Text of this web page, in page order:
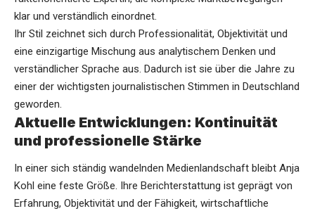
klar und verständlich einordnet.
Ihr Stil zeichnet sich durch Professionalität, Objektivität und
eine einzigartige Mischung aus analytischem Denken und
verständlicher Sprache aus. Dadurch ist sie über die Jahre zu
einer der wichtigsten journalistischen Stimmen in Deutschland
geworden.
Aktuelle Entwicklungen: Kontinuität
und professionelle Stärke
In einer sich ständig wandelnden Medienlandschaft bleibt Anja
Kohl eine feste Größe. Ihre Berichterstattung ist geprägt von
Erfahrung, Objektivität und der Fähigkeit, wirtschaftliche